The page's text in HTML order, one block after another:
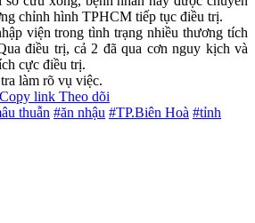
chỉnh hình TPHCM tiếp tục điều trị.
viện trong tình trạng nhiều thương tích
điều trị, cả 2 đã qua cơn nguy kịch và
cực điều trị.
làm rõ vụ việc.
Copy link Theo dõi
thuẫn #ăn nhậu #TP.Biên Hoà #tỉnh